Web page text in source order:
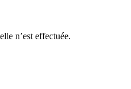
n’est effectuée.